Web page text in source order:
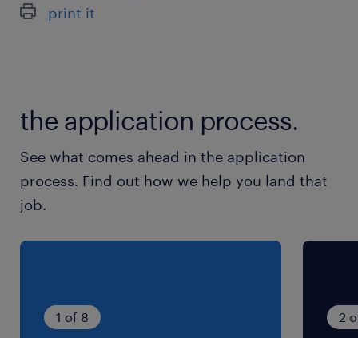
休日休暇
9:00-18:00（実働8時間00分・休憩60分）
print it
the application process.
See what comes ahead in the application
process. Find out how we help you land that
job.
1 of 8 2